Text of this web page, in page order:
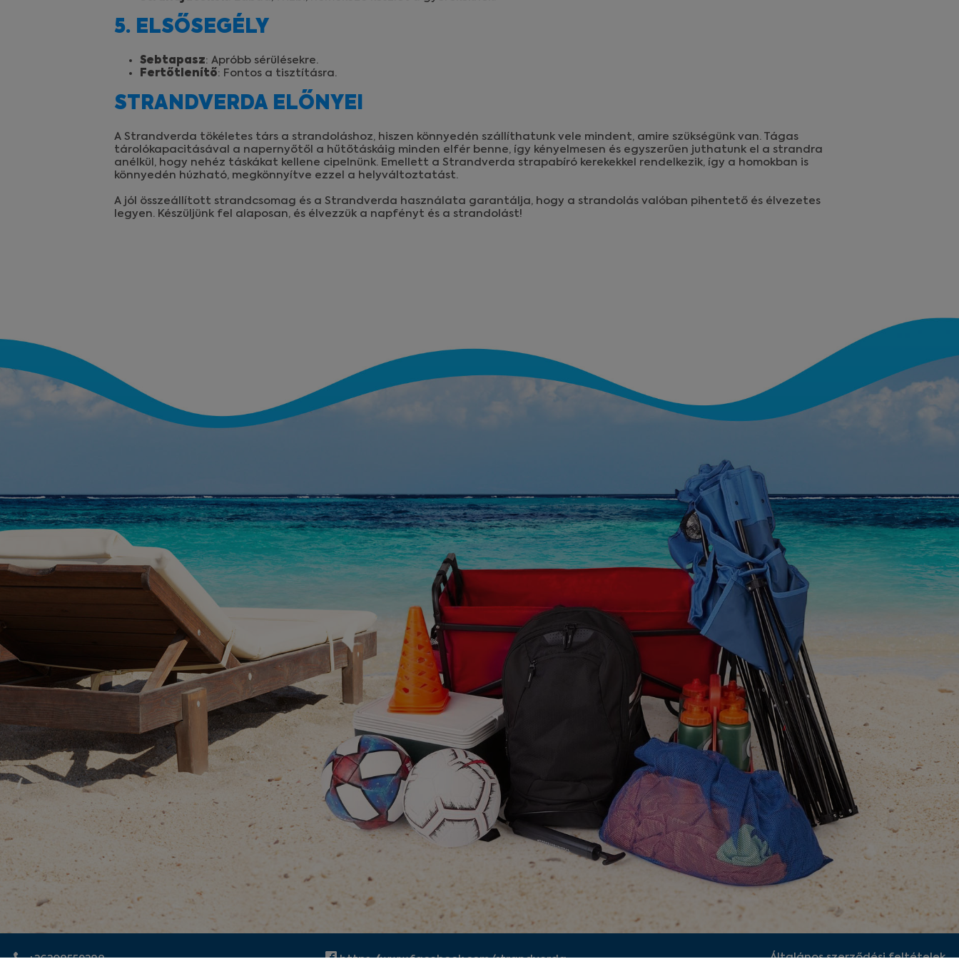
5. ELSŐSEGÉLY
Sebtapasz: Apróbb sérülésekre.
Fertőtlenítő: Fontos a tisztításra.
STRANDVERDA ELŐNYEI
A Strandverda tökéletes társ a strandoláshoz, hiszen könnyedén szállíthatunk vele mindent, amire szükségünk van. Tágas
tárolókapacitásával a napernyőtől a hűtőtáskáig minden elfér benne, így kényelmesen és egyszerűen juthatunk el a strandra
anélkül, hogy nehéz táskákat kellene cipelnünk. Emellett a Strandverda strapabíró kerekekkel rendelkezik, így a homokban is
könnyedén húzható, megkönnyítve ezzel a helyváltoztatást.
A jól összeállított strandcsomag és a Strandverda használata garantálja, hogy a strandolás valóban pihentető és élvezetes
legyen. Készüljünk fel alaposan, és élvezzük a napfényt és a strandolást!